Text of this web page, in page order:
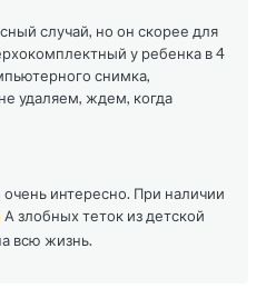
случай, но он скорее для
у ребенка в 4
снимка,
удаляем, ждем, когда
очень интересно. При наличии
А злобных теток из детской
всю жизнь.